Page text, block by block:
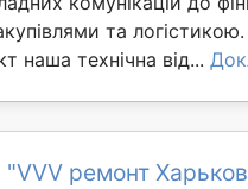
та
наша технічна від...
"VVV ремонт